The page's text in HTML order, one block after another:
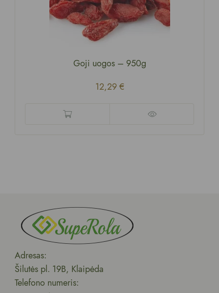
Goji uogos– 950g
12,29€
Adresas:
Šilutės pl. 19B, Klaipėda
Telefono numeris: